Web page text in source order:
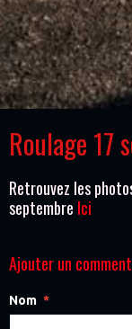
Roulage 17
Retrouvez les
septembre Ici
Ajouter un
Nom